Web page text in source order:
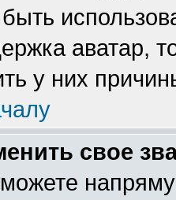
быть
аватар,
у них
свое